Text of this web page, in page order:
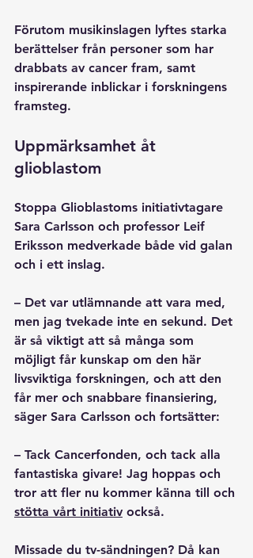
Förutom musikinslagen lyftes starka
berättelser från personer som har
drabbats av cancer fram, samt
inspirerande inblickar i forskningens
framsteg.
Uppmärksamhet åt
glioblastom
Stoppa Glioblastoms initiativtagare
Sara Carlsson och professor Leif
Eriksson medverkade både vid galan
och i ett inslag.
– Det var utlämnande att vara med,
men jag tvekade inte en sekund. Det
är så viktigt att så många som
möjligt får kunskap om den här
livsviktiga forskningen, och att den
får mer och snabbare finansiering,
säger Sara Carlsson och fortsätter:
– Tack Cancerfonden, och tack alla
fantastiska givare! Jag hoppas och
tror att fler nu kommer känna till och
stötta vårt initiativ också.
Missade du tv-sändningen? Då kan